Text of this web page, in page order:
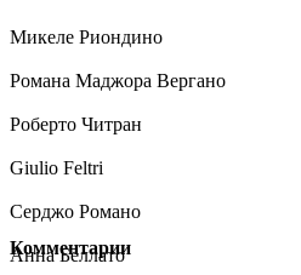
Микеле Риондино
Романа Маджора Вергано
Роберто Читран
Giulio Feltri
Серджо Романо
Анна Беллато
Комментарии